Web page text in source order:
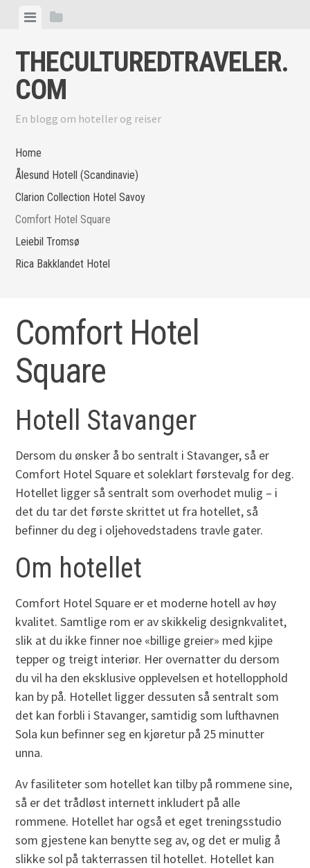
content
ViewView
THECULTUREDTRAVELER.
COM
En blogg om hoteller og reiser
Home
Ålesund Hotell (Scandinavie)
Clarion Collection Hotel Savoy
Comfort Hotel Square
Leiebil Tromsø
Rica Bakklandet Hotel
Comfort Hotel
Square
Hotell Stavanger
Dersom du ønsker å bo sentralt i Stavanger, så er
Comfort Hotel Square et soleklart førstevalg for deg.
Hotellet ligger så sentralt som overhodet mulig – i
det du tar det første skrittet ut fra hotellet, så
befinner du deg i oljehovedstadens travle gater.
Om hotellet
Comfort Hotel Square er et moderne hotell av høy
kvalitet. Samtlige rom er av skikkelig designkvalitet,
slik at du ikke finner noe «billige greier» med kjipe
tepper og treigt interiør. Her overnatter du dersom
du vil ha den eksklusive opplevelsen et hotellopphold
kan by på. Hotellet ligger dessuten så sentralt som
det kan forbli i Stavanger, samtidig som lufthavnen
Sola kun befinner seg en kjøretur på 25 minutter
unna.
Av fasiliteter som hotellet kan tilby på rommene sine,
så er det trådløst internett inkludert på alle
rommene. Hotellet har også et eget treningsstudio
som gjestene kan benytte seg av, og det er mulig å
slikke sol på takterrassen til hotellet. Hotellet kan